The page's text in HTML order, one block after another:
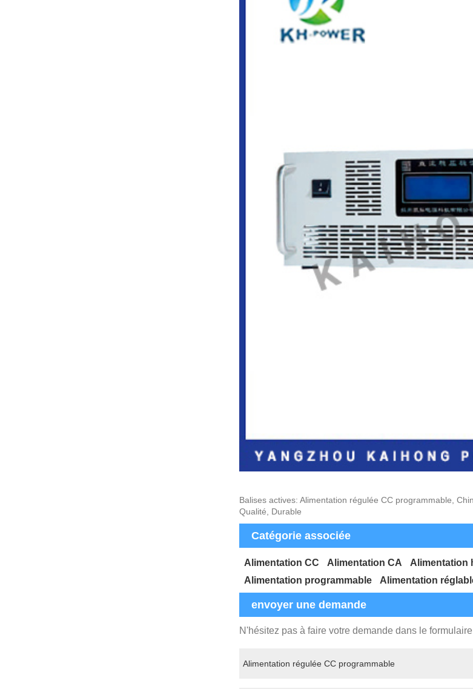
Balises actives: Alimentation régulée CC programmable,
Qualité, Durable
Catégorie associée
Alimentation CC Alimentation CA Alimentation
Alimentation programmable
Alimentation
envoyer une demande
N'hésitez pas à faire votre demande dans le